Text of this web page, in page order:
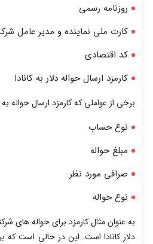
روزنامه رسمی
کارت ملی نماینده و مدیر عامل
کد اقتصادی
کارمزد ارسال حواله دلار به کانادا
برخی از عواملی که کارمزد ارسال حواله به
نوع حساب
مبلغ حواله
صرافی مورد نظر
نوع حواله
به عنوان مثال کارمزد برای حواله های
دلار کانادا است. این در حالی است